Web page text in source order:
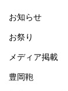
お知らせ
お祭り
メディア掲載
豊岡鞄